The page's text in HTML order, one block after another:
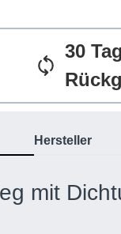
30
Hersteller
mit